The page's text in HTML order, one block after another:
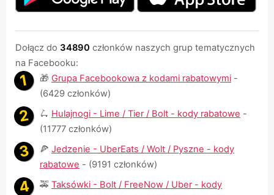
Dołącz do 34890 członków naszych grup tematycznych
na Facebooku:
🎁 Grupa Facebookowa z kodami rabatowymi -
(6429 członków)
🛴 Hulajnogi - Lime / Tier / Bolt - kody rabatowe -
(11777 członków)
🍕 Jedzenie - UberEats / Wolt / Pyszne - kody
rabatowe - (9191 członków)
🚕 Taksówki - Bolt / FreeNow / Uber - kody